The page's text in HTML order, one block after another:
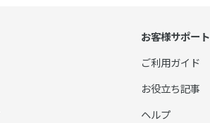
お客様サポート
ご利用ガイド
お役立ち記事
ヘルプ